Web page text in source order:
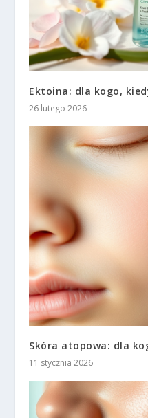
Ektoina: dla kogo,
26 lutego 2026
Skóra atopowa: dla
11 stycznia 2026